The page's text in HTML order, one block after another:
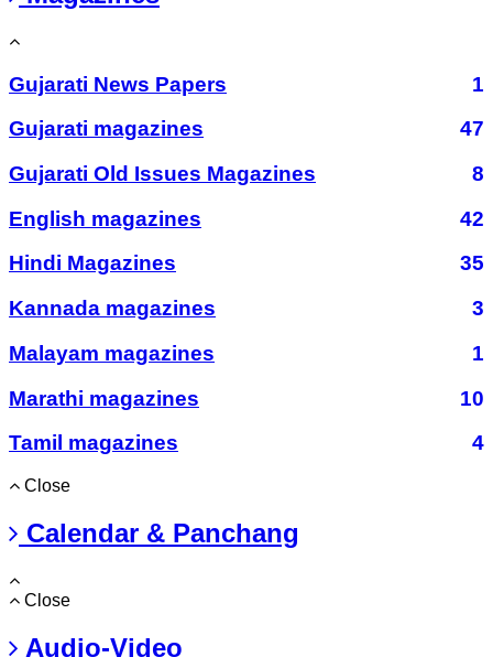
Gujarati News Papers
1
Gujarati magazines
47
Gujarati Old Issues Magazines
8
English magazines
42
Hindi Magazines
35
Kannada magazines
3
Malayam magazines
1
Marathi magazines
10
Tamil magazines
4
Close
Calendar & Panchang
Close
Audio-Video